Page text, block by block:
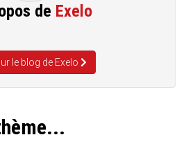
de Exelo
le blog de Exelo